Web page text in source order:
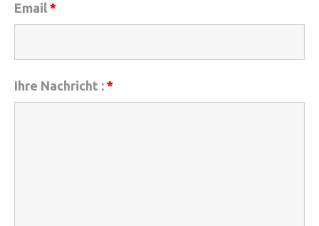
Email *
Ihre Nachricht : *